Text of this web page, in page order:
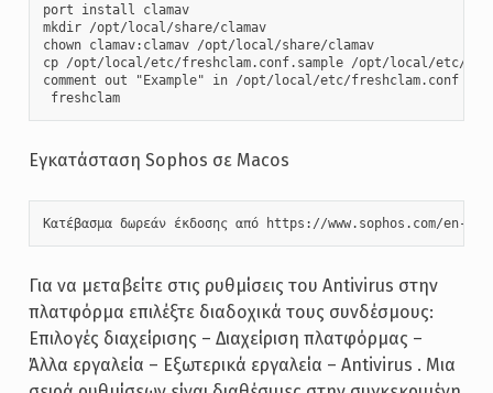
port install clamav
mkdir /opt/local/share/clamav
chown clamav:clamav /opt/local/share/clamav
cp /opt/local/etc/freshclam.conf.sample /opt/local/etc/
comment out "Example" in /opt/local/etc/freshclam.conf
freshclam
Εγκατάσταση Sophos σε Macos
Κατέβασμα δωρεάν έκδοσης από https://www.sophos.com/
Για να μεταβείτε στις ρυθμίσεις του Antivirus στην
πλατφόρμα επιλέξτε διαδοχικά τους συνδέσμους:
Επιλογές διαχείρισης – Διαχείριση πλατφόρμας –
Άλλα εργαλεία – Εξωτερικά εργαλεία – Antivirus . Μια